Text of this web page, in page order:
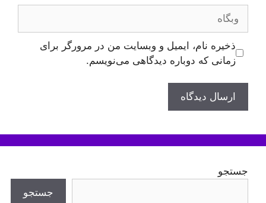
وبگاه
ذخیره نام، ایمیل و وبسایت من در مرورگر برای
زمانی که دوباره دیدگاهی می‌نویسم.
جستجو
جستجو